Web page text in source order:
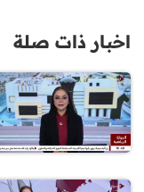
اخبار ذات صلة